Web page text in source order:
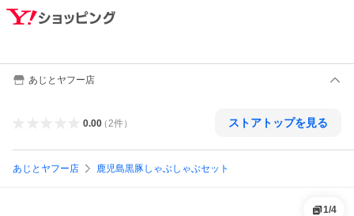
あじとヤフー店
0.00（ 2件） ストアトップを見る
あじとヤフー店 鹿児島黒豚しゃぶしゃぶセット
1/4